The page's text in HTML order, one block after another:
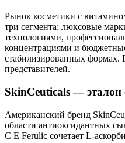
Рынок косметики с
три сегмента: люксовые
технологиями,
концентрациями и
стабилизированных формах.
представителей.
SkinCeuticals — эталон
Американский бренд
области антиоксидантных
C E Ferulic сочетает L-